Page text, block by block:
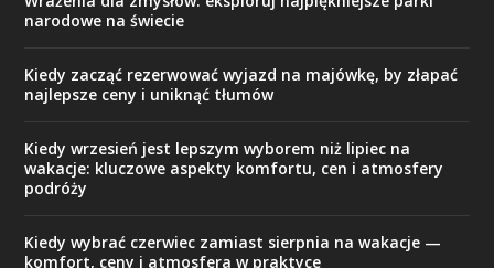
narodowe na świecie
Kiedy zacząć rezerwować wyjazd na majówkę, by złapać
najlepsze ceny i uniknąć tłumów
Kiedy wrzesień jest lepszym wyborem niż lipiec na
wakacje: kluczowe aspekty komfortu, cen i atmosfery
podróży
Kiedy wybrać czerwiec zamiast sierpnia na wakacje —
komfort, ceny i atmosfera w praktyce